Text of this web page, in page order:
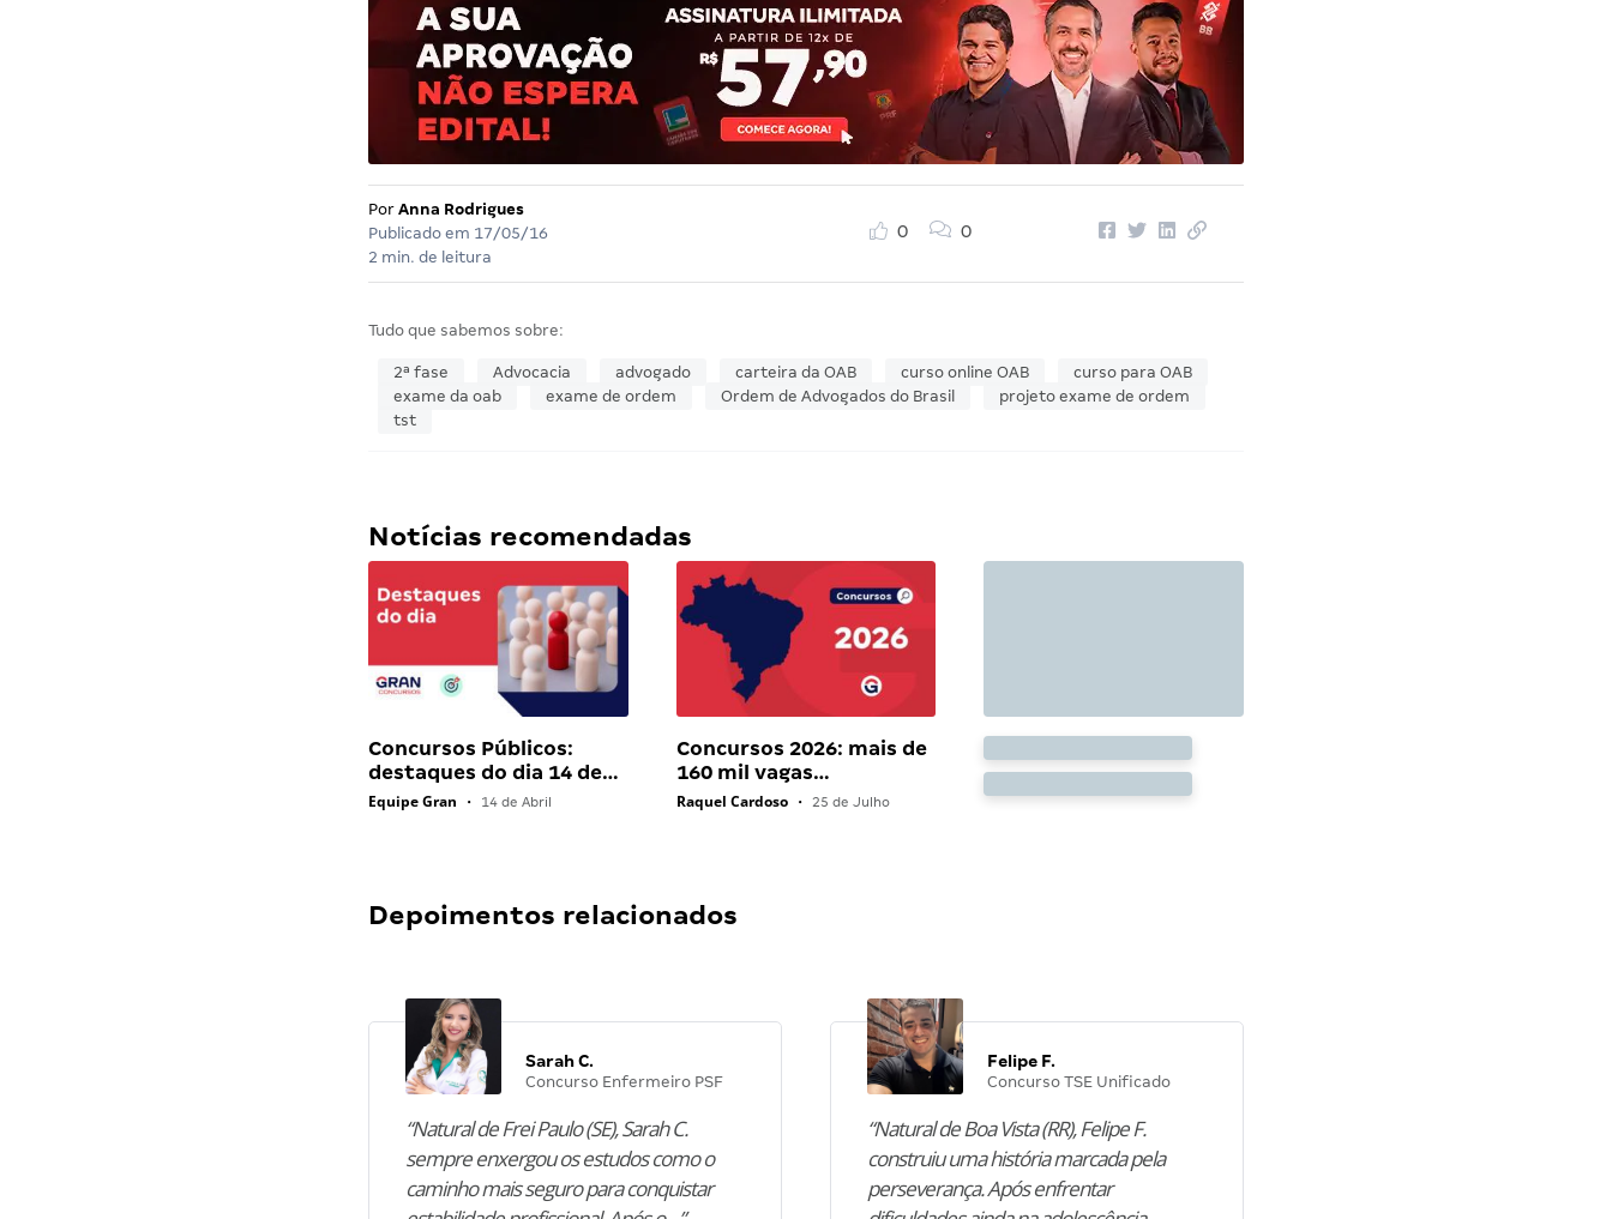
Por Anna Rodrigues
Publicado em 17/05/16
2 min. de leitura
0 0
Tudo que sabemos sobre:
2ª fase Advocacia advogado carteira da OAB curso online OAB
curso para OAB
exame da oab
exame de ordem Ordem de Advogados do Brasil
projeto exame de ordem
tst
Notícias recomendadas
Concursos Públicos:
destaques do dia 14 de…
Equipe Gran • 14 de Abril
Concursos 2026: mais de
160 mil vagas…
Raquel Cardoso • 25 de Julho
Depoimentos relacionados
Sarah C.
Concurso Enfermeiro PSF
“Natural de Frei Paulo (SE), Sarah C.
sempre enxergou os estudos como o
caminho mais seguro para conquistar
Felipe F.
Concurso TSE Unificado
“Natural de Boa Vista (RR), Felipe F.
construiu uma história marcada pela
perseverança. Após enfrentar